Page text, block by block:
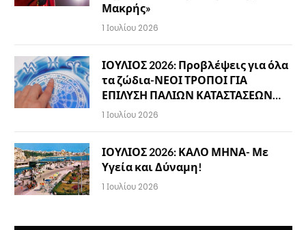
Μακρής»
1 Ιουλίου 2026
ΙΟΥΛΙΟΣ 2026: Προβλέψεις για όλα
τα ζώδια-ΝΕΟΙ ΤΡΟΠΟΙ ΓΙΑ
ΕΠΙΛΥΣΗ ΠΑΛΙΩΝ ΚΑΤΑΣΤΑΣΕΩΝ…
1 Ιουλίου 2026
ΙΟΥΛΙΟΣ 2026: ΚΑΛΟ ΜΗΝΑ- Με
Υγεία και Δύναμη!
1 Ιουλίου 2026